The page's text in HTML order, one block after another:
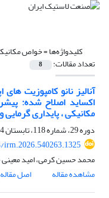
کلیدواژه‌ها =خواص
تعداد مقالات: 8
آنالیز نانو کامپوزیت
اکساید اصلاح شده:
مکانیکی ، پایداری
دوره 29، شماره 118، تابستان 1404، صفحه
irm.2026.540263.1325
محمد حسین کرمی، امید معینی
مشاهده مقاله
اصل مقاله